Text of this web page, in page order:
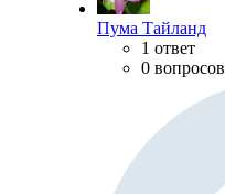
Пума Тайланд
1 ответ
0 вопросов